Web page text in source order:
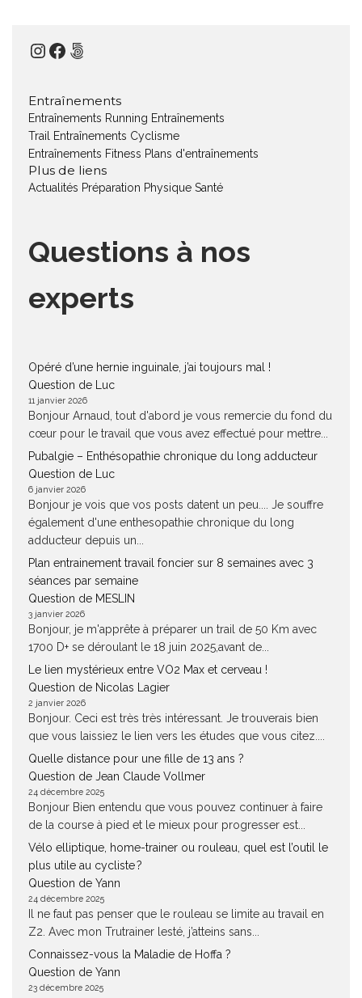
Instagram
Facebook
500px
Entraînements
Entraînements Running Entraînements
Trail
Entraînements Cyclisme
Entraînements Fitness Plans d'entraînements
Plus de liens
Actualités Préparation Physique Santé
Questions à nos
experts
Opéré d’une hernie inguinale, j’ai toujours mal !
Question de Luc
11 janvier 2026
Bonjour Arnaud, tout d'abord je vous remercie du fond du
cœur pour le travail que vous avez effectué pour mettre...
Pubalgie – Enthésopathie chronique du long adducteur
Question de Luc
6 janvier 2026
Bonjour je vois que vos posts datent un peu.... Je souffre
également d'une enthesopathie chronique du long
adducteur depuis un...
Plan entrainement travail foncier sur 8 semaines avec 3
séances par semaine
Question de MESLIN
3 janvier 2026
Bonjour, je m'apprête à préparer un trail de 50 Km avec
1700 D+ se déroulant le 18 juin 2025,avant de...
Le lien mystérieux entre VO2 Max et cerveau !
Question de Nicolas Lagier
2 janvier 2026
Bonjour. Ceci est très très intéressant. Je trouverais bien
que vous laissiez le lien vers les études que vous citez....
Quelle distance pour une fille de 13 ans ?
Question de Jean Claude Vollmer
24 décembre 2025
Bonjour Bien entendu que vous pouvez continuer à faire
de la course à pied et le mieux pour progresser est...
Vélo elliptique, home-trainer ou rouleau, quel est l’outil le
plus utile au cycliste ?
Question de Yann
24 décembre 2025
Il ne faut pas penser que le rouleau se limite au travail en
Z2. Avec mon Trutrainer lesté, j’atteins sans...
Connaissez-vous la Maladie de Hoffa ?
Question de Yann
23 décembre 2025